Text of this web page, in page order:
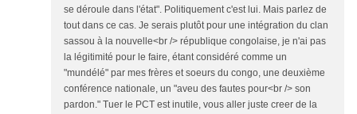
se déroule dans l'état". Politiquement c'est lui. Mais parlez de
tout dans ce cas. Je serais plutôt pour une intégration du clan
sassou à la nouvelle<br /> république congolaise, je n'ai pas
la légitimité pour le faire, étant considéré comme un
"mundélé" par mes frères et soeurs du congo, une deuxième
conférence nationale, un "aveu des fautes pour<br /> son
pardon." Tuer le PCT est inutile, vous aller juste creer de la